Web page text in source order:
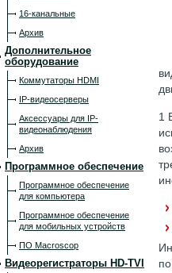
16-канальные
Архив
Дополнительное
оборудование
Коммутаторы HDMI
IP-видеосерверы
Аксессуары для IP-
видеонаблюдения
Архив
Программное обеспечение
Программное обеспечение
для компьютера
Программное обеспечение
для мобильных устройств
ПО Macroscop
Видеорегистраторы HD-TVI
1